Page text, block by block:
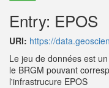
Entry: EPOS
URI: https://
Le jeu de données est
le BRGM pouvant
l'infrastrucure EPOS